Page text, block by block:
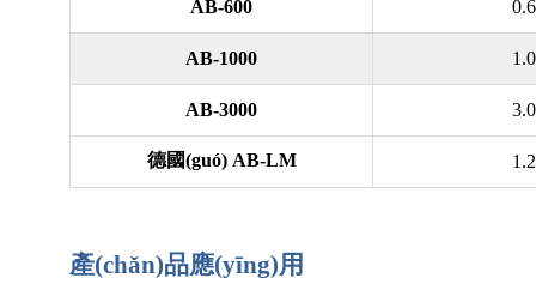
AB-600 0.6
AB-1000 1.0
AB-3000 3.0
德國(guó) AB-LM 1.2
產(chǎn)品應(yīng)用